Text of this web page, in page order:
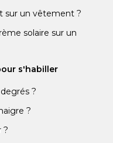
sur un vêtement ?
solaire sur un
s'habiller
?
?
?